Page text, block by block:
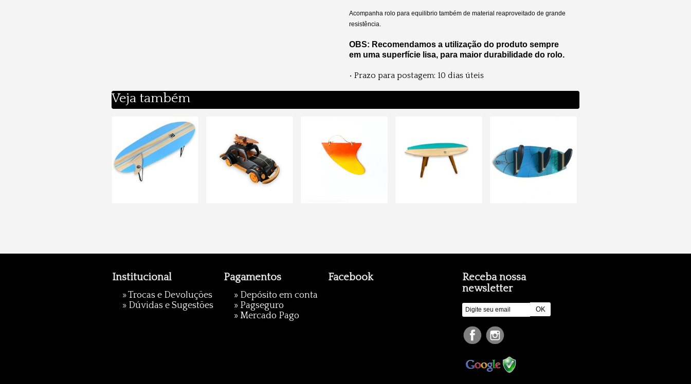
Acompanha rolo para equilibrio também de material reaproveitado de grande
resistência.
OBS: Recomendamos a utilização do produto sempre
em uma superfície lisa, para maior durabilidade do rolo.
• Prazo para postagem: 10 dias úteis
Veja também
Institucional
»Trocas e Devoluções
» Dúvidas e Sugestões
Pagamentos
» Depósito em conta
» Pagseguro
» Mercado Pago
Facebook
Receba nossa
newsletter